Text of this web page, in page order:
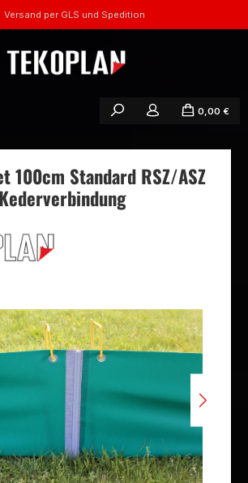
Versand per GLS und Spedition
0,00 €
100cm Standard RSZ/ASZ